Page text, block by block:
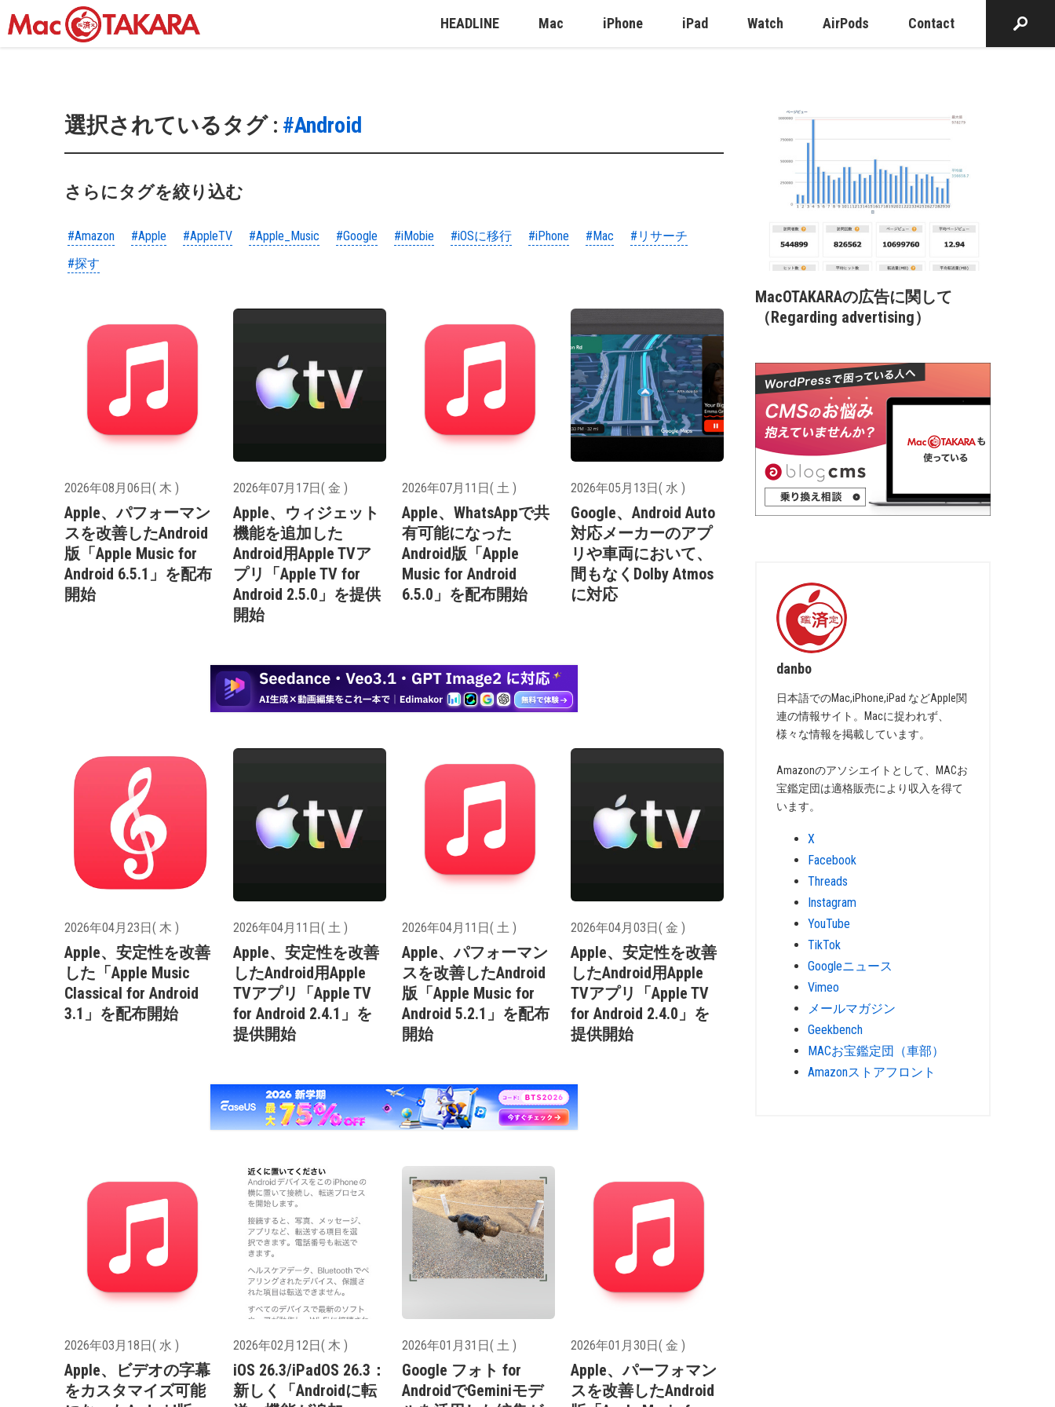
HEADLINE Mac iPhone iPad Watch AirPods Contact
選択されているタグ : #Android
さらにタグを絞り込む
#Amazon #Apple #AppleTV #Apple_Music #Google #iMobie #iOSに移行 #iPhone #Mac
#リサーチ
#探す
2026年08月06日( 木 )
Apple、パフォーマン
スを改善したAndroid
版「Apple Music for
Android 6.5.1」を配布
開始
2026年07月17日( 金 )
Apple、ウィジェット
機能を追加した
Android用Apple TVア
プリ「Apple TV for
Android 2.5.0」を提供
開始
2026年07月11日( 土 )
Apple、WhatsAppで共
有可能になった
Android版「Apple
Music for Android
6.5.0」を配布開始
2026年05月13日( 水 )
Google、Android Auto
対応メーカーのアプ
リや車両において、
間もなくDolby Atmos
に対応
2026年04月23日( 木 )
Apple、安定性を改善
した「Apple Music
Classical for Android
3.1」を配布開始
2026年04月11日( 土 )
Apple、安定性を改善
したAndroid用Apple
TVアプリ「Apple TV
for Android 2.4.1」を
提供開始
2026年04月11日( 土 )
Apple、パフォーマン
スを改善したAndroid
版「Apple Music for
Android 5.2.1」を配布
開始
2026年04月03日( 金 )
Apple、安定性を改善
したAndroid用Apple
TVアプリ「Apple TV
for Android 2.4.0」を
提供開始
2026年03月18日( 水 )
Apple、ビデオの字幕
をカスタマイズ可能
2026年02月12日( 木 )
iOS 26.3/iPadOS 26.3：
新しく「Androidに転
2026年01月31日( 土 )
Google フォト for
AndroidでGeminiモデ
2026年01月30日( 金 )
Apple、パーフォマン
スを改善したAndroid
MacOTAKARAの広告に関して
（Regarding advertising）
danbo
日本語でのMac,iPhone,iPad などApple関
連の情報サイト。Macに捉われず、
様々な情報を掲載しています。
Amazonのアソシエイトとして、MACお
宝鑑定団は適格販売により収入を得て
います。
X
Facebook
Threads
Instagram
YouTube
TikTok
Googleニュース
Vimeo
メールマガジン
Geekbench
MACお宝鑑定団（車部）
Amazonストアフロント